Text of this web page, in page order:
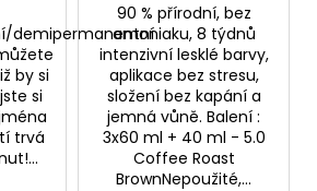
demipermanentní
by si
si
trvá
90 % přírodní, bez
amoniaku, 8 týdnů
intenzivní lesklé barvy,
aplikace bez stresu,
složení bez kapání a
jemná vůně. Balení :
3x60 ml + 40 ml - 5.0
Coffee Roast
BrownNepoužité,...